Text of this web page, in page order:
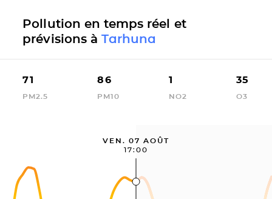
Pollution en temps réel et
prévisions à Tarhuna
71
PM2.5
86
PM10
1
NO2
35
O3
VEN. 07 AOÛT
17:00